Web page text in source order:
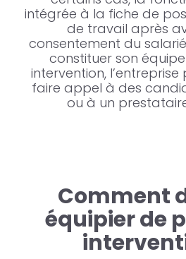
intégrée à la fiche de
de travail après
consentement du
constituer son
intervention,
faire appel à des
ou à un
Comment
équipier de